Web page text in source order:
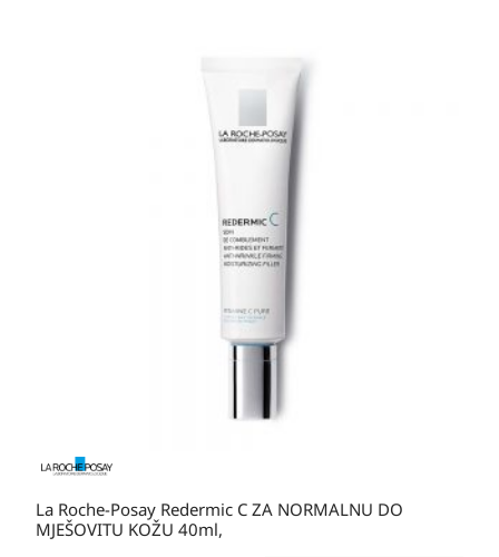
La Roche-Posay Redermic C ZA NORMALNU DO
MJEŠOVITU KOŽU 40ml,